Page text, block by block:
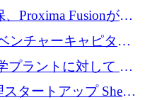
ロッパの AI の未来
Proxima Fusionが4
Invest EuropeはVCの
ンチャーキャピタル
到達
プラントに対して EU
の支援を獲得
タートアップ Sherpa